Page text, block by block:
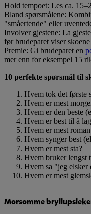
Hold tempoet: Les ca.
Bland spørsmålene:
"småertende" eller
Involver gjestene: La
før brudeparet viser skoene
Premie: Gi brudeparet en
mer enn for eksempel 15
10 perfekte spørsmål til
Hvem tok det første
Hvem er mest
Hvem er den beste
Hvem er best til å
Hvem er mest
Hvem synger best
Hvem er mest sta?
Hvem bruker lengst
Hvem sa "jeg elsker
Hvem er mest
Morsomme